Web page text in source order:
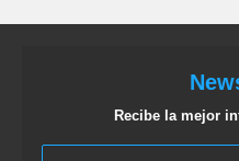
Recibe la mejor